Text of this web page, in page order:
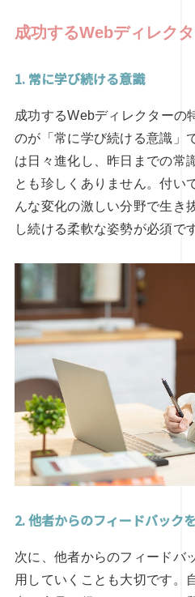
成功するWebディレク
1. 常に学び続ける意識
成功するWebディレクターの
のが「常に学び続ける意識」
は日々進化し、昨日までの常
とも珍しくありません。付い
んな変化の激しい分野で生き
し続ける柔軟な姿勢が必須で
2. 他者からのフィードバック
次に、他者からのフィードバ
用していくことも大切です。